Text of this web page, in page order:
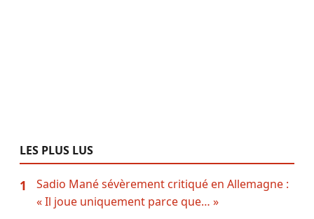
LES PLUS LUS
1
Sadio Mané sévèrement critiqué en Allemagne :
« Il joue uniquement parce que… »